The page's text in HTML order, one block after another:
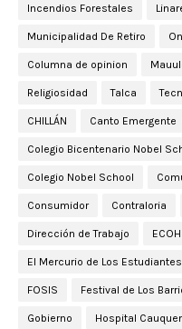
Incendios Forestales
Municipalidad De Retiro
Columna de opinion
Religiosidad Talca
CHILLÁN Canto Emergente
Colegio Bicentenario Nobel
Colegio Nobel School
Consumidor Contraloria
Dirección de Trabajo ECOH
El Mercurio de Los Estudiantes
FOSIS Festival de Los
Gobierno Hospital